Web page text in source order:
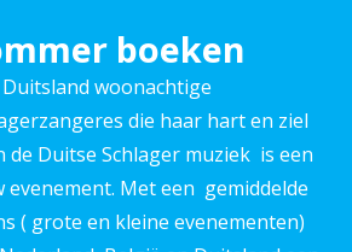
boeken
woonachtige
die haar hart en ziel
de Duitse Schlager muziek is een
Met een gemiddelde
( grote en kleine evenementen)